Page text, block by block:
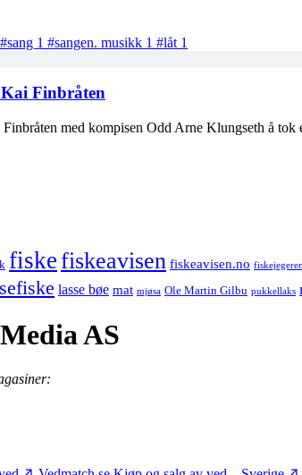
#sang 1 #sangen. musikk 1 #låt 1
Finbråten
Finbråten med kompisen Odd Arne Klungseth å
fiskefiskeavisen fiskeavisen.no fiskejegeren
lasse bøe mat mjøsa Ole Martin Gilbu pukkellaks
AS